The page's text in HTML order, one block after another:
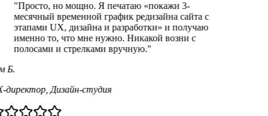
"Просто, но мощно. Я печатаю «покажи 3-
месячный временной график редизайна сайта с
этапами UX, дизайна и разработки» и получаю
именно то, что мне нужно. Никакой возни с
полосами и стрелками вручную."
Б.
директор, Дизайн-студия